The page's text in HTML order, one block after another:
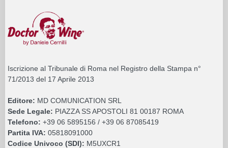
Iscrizione al Tribunale di Roma nel Registro della Stampa n°
71/2013 del 17 Aprile 2013
Editore: MD COMUNICATION SRL
Sede Legale: PIAZZA SS APOSTOLI 81 00187 ROMA
Telefono: +39 06 5895156 / +39 06 87085419
Partita IVA: 05818091000
Codice Univoco (SDI): M5UXCR1